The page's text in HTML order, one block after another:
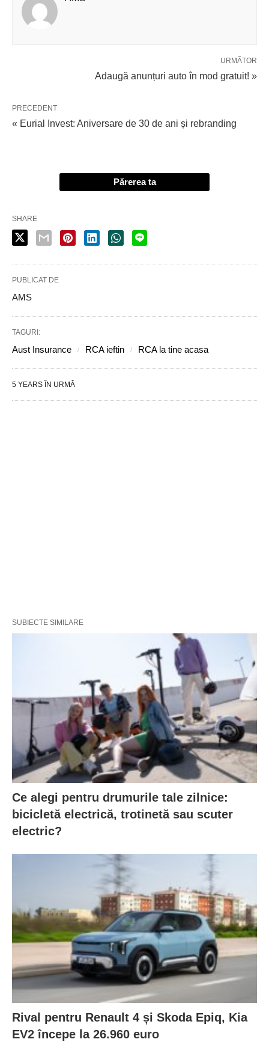
URMĂTOR
Adaugă anunțuri auto în mod gratuit! »
PRECEDENT
« Eurial Invest: Aniversare de 30 de ani și rebranding
Părerea ta
SHARE
PUBLICAT DE
AMS
TAGURI:
Aust Insurance RCA ieftin RCA la tine acasa
5 YEARS ÎN URMĂ
SUBIECTE SIMILARE
Ce alegi pentru drumurile tale zilnice:
bicicletă electrică, trotinetă sau scuter
electric?
Rival pentru Renault 4 și Skoda Epiq, Kia
EV2 începe la 26.960 euro